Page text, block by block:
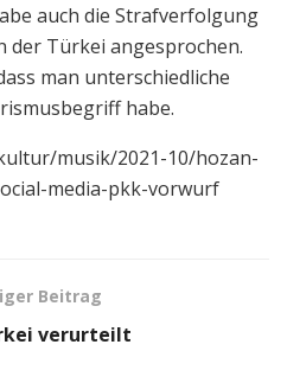
auch die Strafverfolgung
der Türkei angesprochen.
man unterschiedliche
habe.
musik/2021-10/hozan-
media-pkk-vorwurf
Beitrag
verurteilt